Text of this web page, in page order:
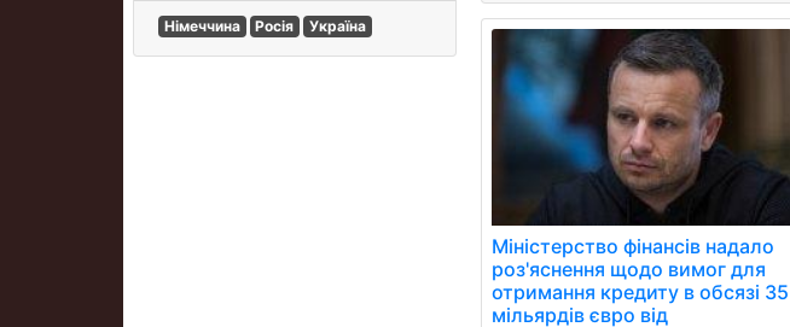
Німеччина Росія Україна
Міністерство фінансів надало
роз'яснення щодо вимог для
отримання кредиту в обсязі 35
мільярдів євро від